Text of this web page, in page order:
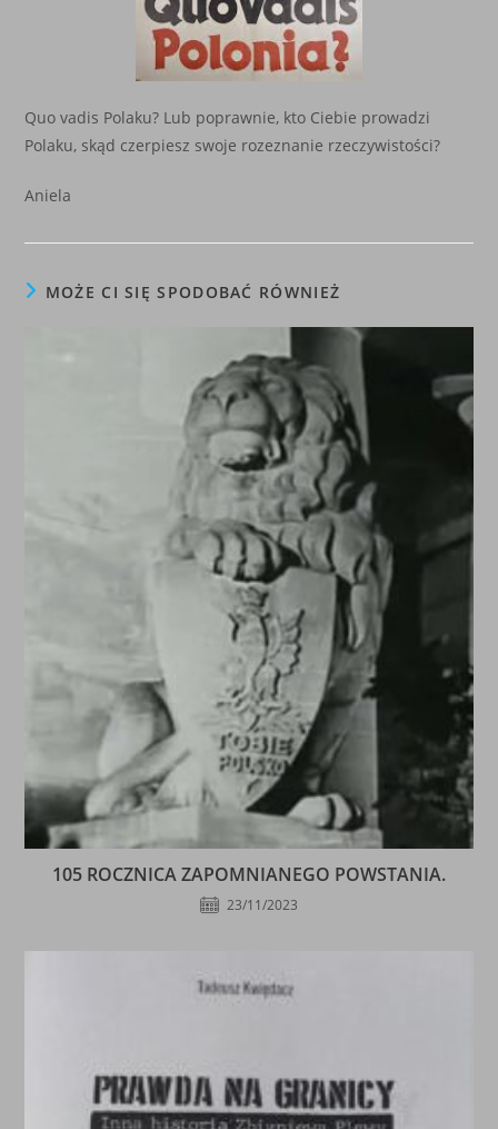
Quo vadis Polaku? Lub poprawnie, kto Ciebie prowadzi
Polaku, skąd czerpiesz swoje rozeznanie rzeczywistości?
Aniela
MOŻE CI SIĘ SPODOBAĆ RÓWNIEŻ
105 ROCZNICA ZAPOMNIANEGO POWSTANIA.
23/11/2023